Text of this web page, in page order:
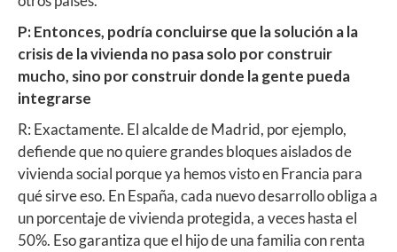
P: Entonces, podría concluirse que la solución a la
crisis de la vivienda no pasa solo por construir
mucho, sino por construir donde la gente pueda
integrarse
R: Exactamente. El alcalde de Madrid, por ejemplo,
defiende que no quiere grandes bloques aislados de
vivienda social porque ya hemos visto en Francia para
qué sirve eso. En España, cada nuevo desarrollo obliga a
un porcentaje de vivienda protegida, a veces hasta el
50%. Eso garantiza que el hijo de una familia con renta